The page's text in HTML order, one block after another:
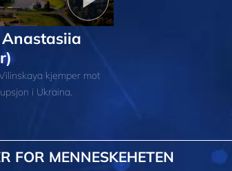
kjemper mot
i Ukraina.
FOR MENNESKEHETEN